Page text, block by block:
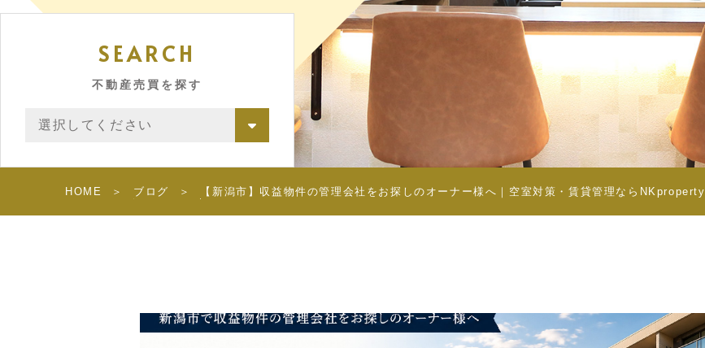
SEARCH
不動産売買を探す
HOME ブログ 【新潟市】収益物件の管理会社をお探しのオーナー様へ｜空室対策・賃貸管理ならNKproperty